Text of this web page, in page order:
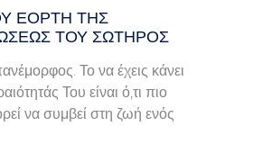
ΕΟΡΤΗ ΤΗΣ
ΤΟΥ ΣΩΤΗΡΟΣ
Το να έχεις κάνει
Του είναι ό,τι πιο
να συμβεί στη ζωή ενός